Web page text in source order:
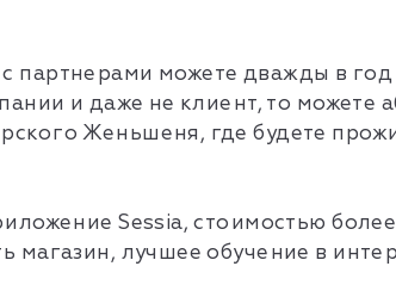
партнерами можете дважды в
и даже не клиент, то можете
Женьшеня, где будете
Sessia, стоимостью
магазин, лучшее обучение в